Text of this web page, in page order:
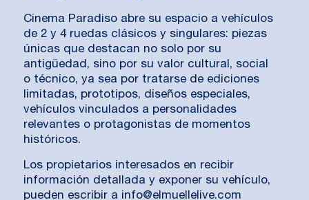
Cinema Paradiso abre su espacio a vehículos
de 2 y 4 ruedas clásicos y singulares: piezas
únicas que destacan no solo por su
antigüedad, sino por su valor cultural, social
o técnico, ya sea por tratarse de ediciones
limitadas, prototipos, diseños especiales,
vehículos vinculados a personalidades
relevantes o protagonistas de momentos
históricos.
Los propietarios interesados en recibir
información detallada y exponer su vehículo,
pueden escribir a info@elmuellelive.com